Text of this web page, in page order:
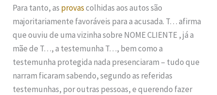
Para tanto, as provascolhidas aos autos são
majoritariamente favoráveis para a acusada. T… afirma
que ouviu de uma vizinha sobre NOME CLIENTE , já a
mãe de T…, a testemunha T…, bem como a
testemunha protegida nada presenciaram – tudo que
narram ficaram sabendo, segundo as referidas
testemunhas, por outras pessoas, e querendo fazer